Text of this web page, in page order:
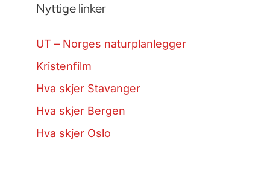
Nyttige linker
UT – Norges naturplanlegger
Kristenfilm
Hva skjer Stavanger
Hva skjer Bergen
Hva skjer Oslo